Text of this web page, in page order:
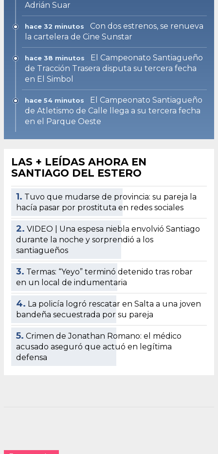
Adrián Suar
hace 32 minutos
Con dos estrenos, se renueva
la cartelera de Cine Sunstar
hace 38 minutos
El Campeonato Santiagueño
de Tracción Trasera disputa su tercera fecha
en El Simbol
hace 54 minutos
El Campeonato Santiagueño
de Atletismo de Calle llega a su tercera fecha
en el Parque Oeste
LAS + LEÍDAS AHORA EN
SANTIAGO DEL ESTERO
1. Tuvo que mudarse de provincia: su pareja la
hacía pasar por prostituta en redes sociales
2. VIDEO | Una espesa niebla envolvió Santiago
durante la noche y sorprendió a los
santiagueños
3. Termas: “Yeyo” terminó detenido tras robar
en un local de indumentaria
4. La policía logró rescatar en Salta a una joven
bandeña secuestrada por su pareja
5. Crimen de Jonathan Romano: el médico
acusado aseguró que actuó en legítima
defensa